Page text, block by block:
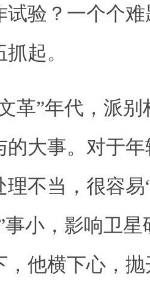
试验？一个个
起。
”年代，派别
的大事。对于
不当，很容易
事小，影响卫
，他横下心，